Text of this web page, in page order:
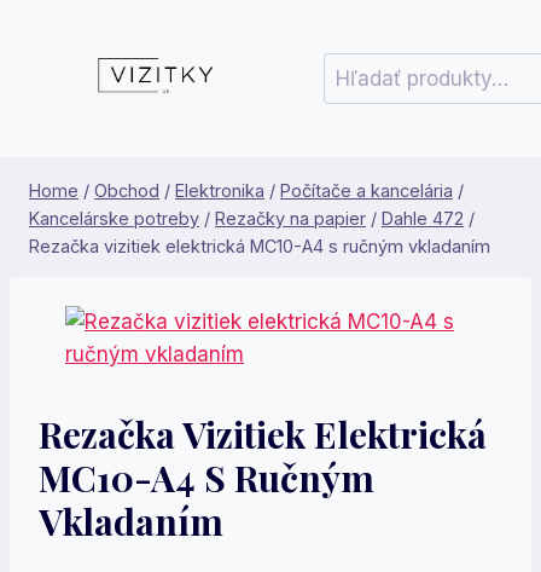
Hľadať:
Home / Obchod / Elektronika / Počítače a kancelária /
Kancelárske potreby / Rezačky na papier / Dahle 472 /
Rezačka vizitiek elektrická MC10-A4 s ručným vkladaním
Rezačka Vizitiek Elektrická
MC10-A4 S Ručným
Vkladaním